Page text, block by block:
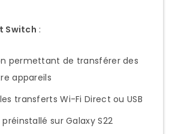
Switch :
permettant de transférer des
appareils
transferts Wi-Fi Direct ou USB
sur Galaxy S22